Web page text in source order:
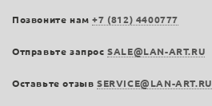
Позвоните нам+7 (812) 4400777
Отправьте запросSALE@LAN-ART.RU
Оставьте отзыв SERVICE@LAN-ART.RU